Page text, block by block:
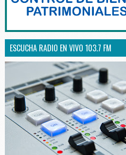
ESCUCHA RADIO EN VIVO 103.7 FM